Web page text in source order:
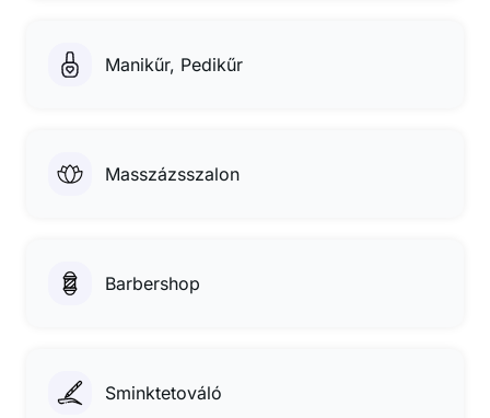
Manikűr, Pedikűr
Masszázsszalon
Barbershop
Sminktetováló